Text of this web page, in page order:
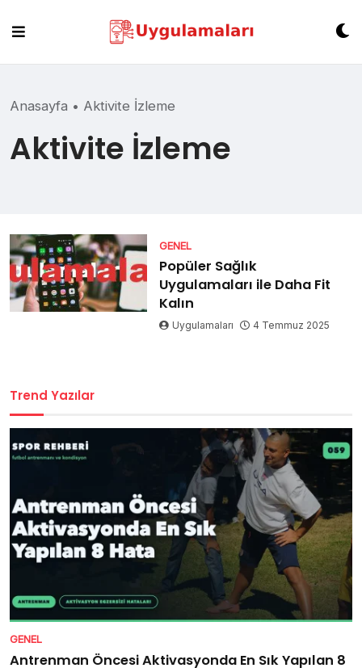
content
Anasayfa • Aktivite İzleme
Aktivite İzleme
GENEL
Popüler Sağlık
Uygulamaları ile Daha Fit
Kalın
Uygulamaları 4 Temmuz 2025
Trend Yazılar
GENEL
Antrenman Öncesi Aktivasyonda En Sık Yapılan 8